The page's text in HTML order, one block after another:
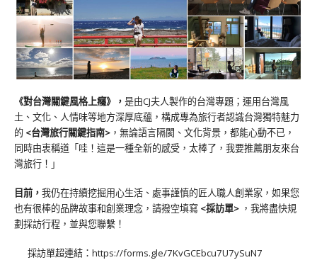
《對台灣關鍵風格上癮》 ， 是由CJ夫人製作的台灣專題；運用台灣風
土、文化、人情味等地方深厚底蘊，構成專為旅行者認識台灣獨特魅力
的 <台灣旅行關鍵指南> ，無論語言隔閡、文化背景，都能心動不已，
同時由衷稱道「哇！這是一種全新的感受，太棒了，我要推薦朋友來台
灣旅行！」
目前， 我仍在持續挖掘用心生活、處事謹慎的匠人職人創業家，如果您
也有很棒的品牌故事和創業理念，請撥空填寫 <採訪單> ，我將盡快規
劃採訪行程，並與您聯繫！
採訪單超連結： https://forms.gle/7KvGCEbcu7U7ySuN7